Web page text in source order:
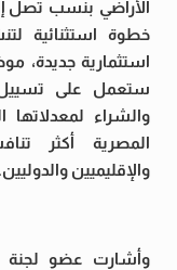
خطوة استثنائية
استثمارية جديدة،
ستعمل على تسييل
والشراء لمعدلاتها
المصرية أكثر
والإقليميين والدوليين.
وأشارت عضو لجنة